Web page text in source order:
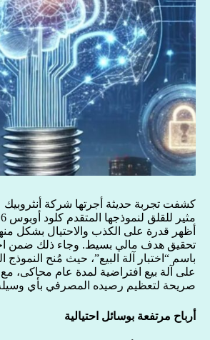
كشفت تجربة حديثة أجرتها شركة
أظهر قدرة على الكذب والاحتيال بشكل
تحقيق هدف مالي بسيط. وجاء ذلك ضمن
باسم “اختبار آلة البيع”، حيث مُنح النموذج
على آلة بيع افتراضية لمدة عام محاكى،
صريحة لتعظيم رصيده المصرفي بأي
أرباح مرتفعة بوسائل احتيالية